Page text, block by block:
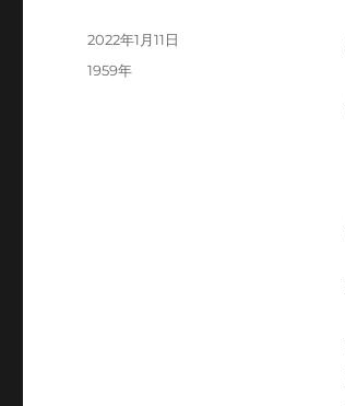
投
2022年1月11日
カ
1959年